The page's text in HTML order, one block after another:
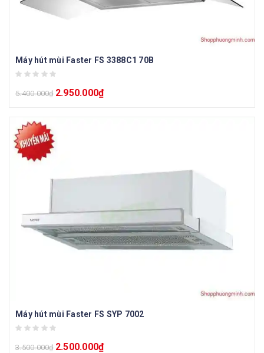
Máy hút mùi Faster FS 3388C1 70B
5.400.000₫ 2.950.000₫
Máy hút mùi Faster FS SYP 7002
3.500.000₫ 2.500.000₫